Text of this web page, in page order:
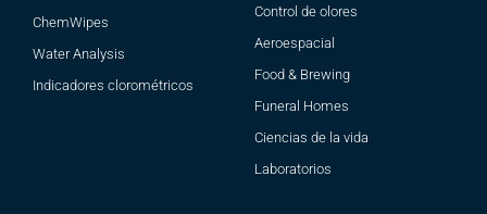
ChemWipes
Water Analysis
Indicadores clorométricos
Control de olores
Aeroespacial
Food & Brewing
Funeral Homes
Ciencias de la vida
Laboratorios